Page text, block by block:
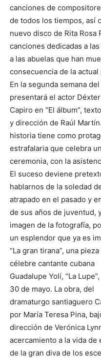
canciones de
de todos los tiempos, así
nuevo disco de Rita Rosa
canciones dedicadas a
a las abuelas que han
consecuencia de la actual
En la segunda semana
presentará el actor Déxter
Capiro en “El álbum”,
y dirección de Raúl
historia tiene como
estrafalaria que celebra
ceremonia, con la
El suceso deviene
hablarnos de la soledad
atrapado en el pasado y
de sus años de juventud,
imagen de la fotografía,
un esplendor que ya es
“La gran tirana”, una
célebre cantante cubana
Guadalupe Yolí, “La
30 de mayo. La obra, del
dramaturgo santiaguero
por María Teresa Pina,
dirección de Verónica
acercamiento a la vida de
de la gran diva de los